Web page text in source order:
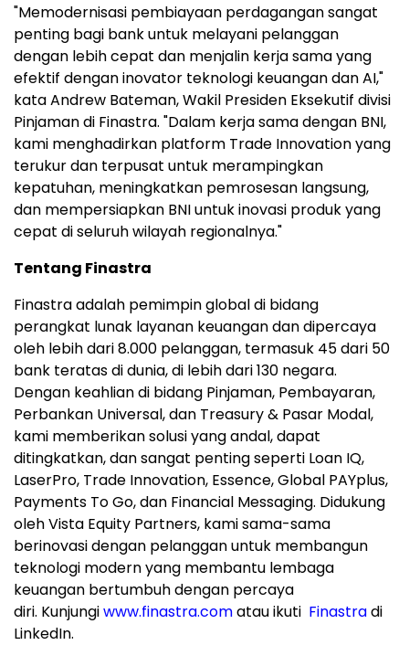
"Memodernisasi pembiayaan perdagangan sangat
penting bagi bank untuk melayani pelanggan
dengan lebih cepat dan menjalin kerja sama yang
efektif dengan inovator teknologi keuangan dan AI,"
kata Andrew Bateman, Wakil Presiden Eksekutif divisi
Pinjaman di Finastra. "Dalam kerja sama dengan BNI,
kami menghadirkan platform Trade Innovation yang
terukur dan terpusat untuk merampingkan
kepatuhan, meningkatkan pemrosesan langsung,
dan mempersiapkan BNI untuk inovasi produk yang
cepat di seluruh wilayah regionalnya."
Tentang Finastra
Finastra adalah pemimpin global di bidang
perangkat lunak layanan keuangan dan dipercaya
oleh lebih dari 8.000 pelanggan, termasuk 45 dari 50
bank teratas di dunia, di lebih dari 130 negara.
Dengan keahlian di bidang Pinjaman, Pembayaran,
Perbankan Universal, dan Treasury & Pasar Modal,
kami memberikan solusi yang andal, dapat
ditingkatkan, dan sangat penting seperti Loan IQ,
LaserPro, Trade Innovation, Essence, Global PAYplus,
Payments To Go, dan Financial Messaging. Didukung
oleh Vista Equity Partners, kami sama-sama
berinovasi dengan pelanggan untuk membangun
teknologi modern yang membantu lembaga
keuangan bertumbuh dengan percaya
diri. Kunjungiwww.finastra.comatau ikuti Finastradi
LinkedIn.